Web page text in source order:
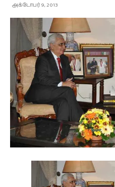
அக்டோபர் 9, 2013